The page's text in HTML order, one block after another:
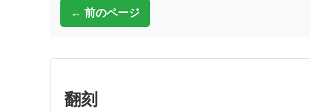
← 前のページ
翻刻